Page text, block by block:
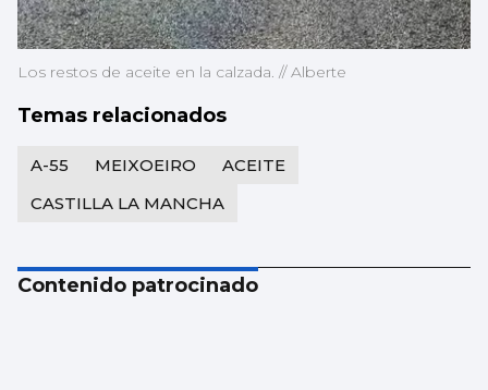
Los restos de aceite en la calzada. // Alberte
Temas relacionados
A-55 MEIXOEIRO
ACEITE
CASTILLA LA MANCHA
Contenido patrocinado